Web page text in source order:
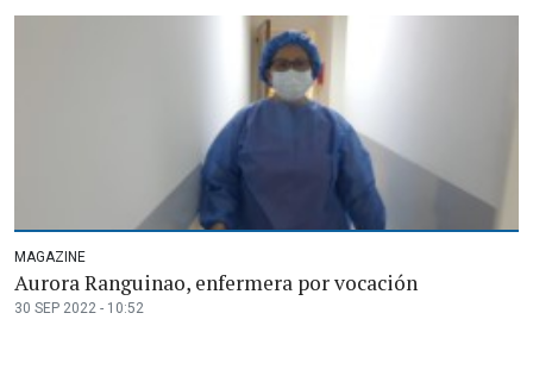
MAGAZINE
Aurora Ranguinao, enfermera por vocación
30 SEP 2022 - 10:52